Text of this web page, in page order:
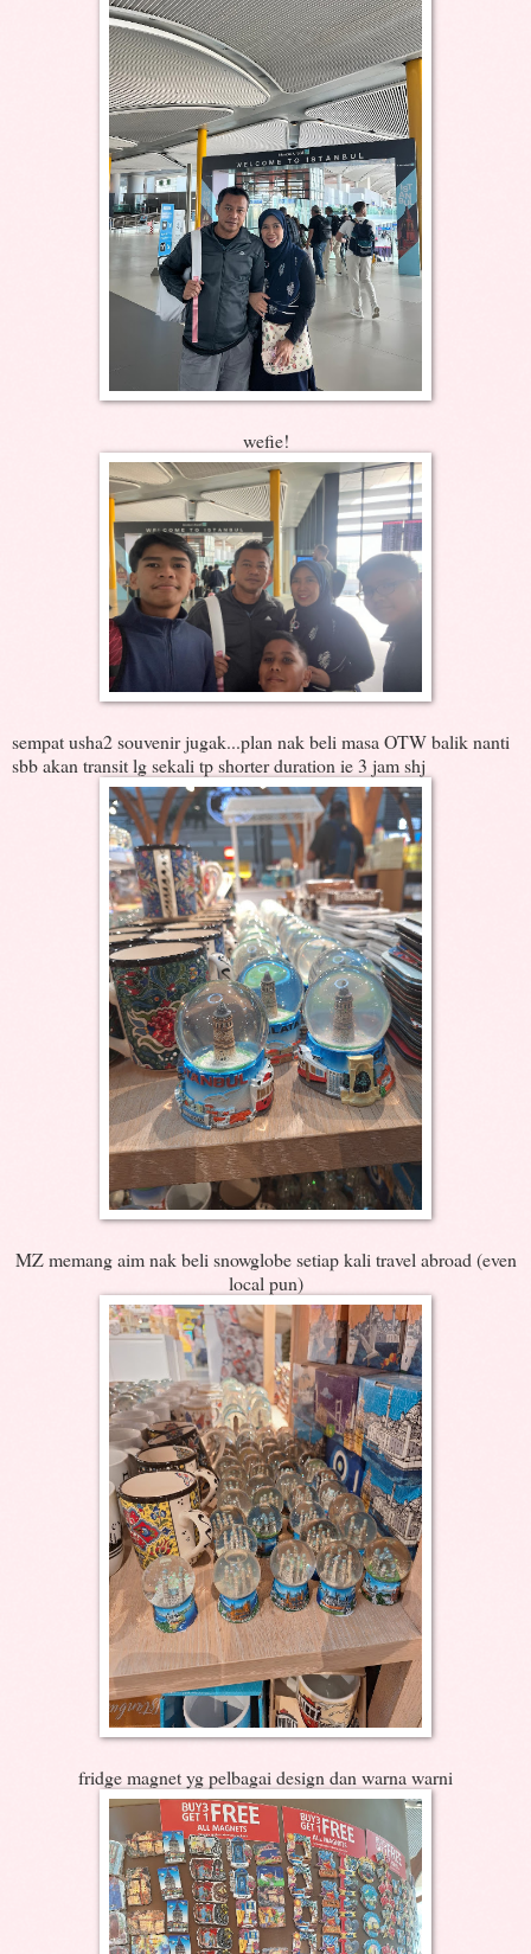
wefie!
sempat usha2 souvenir jugak...plan nak beli masa OTW balik nanti
sbb akan transit lg sekali tp shorter duration ie 3 jam shj
MZ memang aim nak beli snowglobe setiap kali travel abroad (even
local pun)
fridge magnet yg pelbagai design dan warna warni